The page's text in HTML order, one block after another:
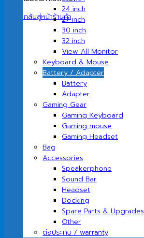
กลับสู่หน้าร้านค้า
24 inch
27 inch
30 inch
32 inch
View All Monitor
Keyboard & Mouse
Battery / Adapter
Battery
Adapter
Gaming Gear
Gaming Keyboard
Gaming mouse
Gaming Headset
Bag
Accessories
Speakerphone
Sound Bar
Headset
Docking
Spare Parts & Upgrades
Other
ต่อประกัน / warranty